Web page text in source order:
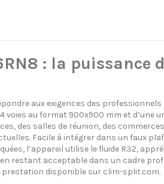
: la
aux exigences des
au format 900x900 mm et d’une
des salles de réunion, des
Facile à intégrer dans un faux
l’appareil utilise le fluide R32,
restant acceptable dans un cadre
prestation disponible sur clim-split.com.